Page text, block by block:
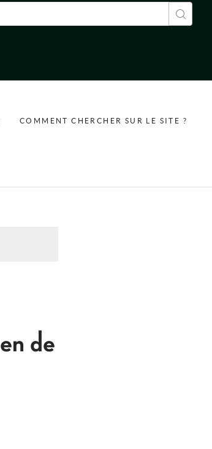
de recherche
COMMENT CHERCHER SUR LE SITE ?
de